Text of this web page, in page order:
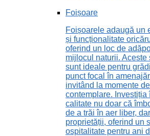
Foișoare
Foișoarele adaugă un
și funcționalitate
oferind un loc de
mijlocul naturii. Aceste
sunt ideale pentru
punct focal în
invitând la momente
contemplare. Investiția
calitate nu doar că
de a trăi în aer liber,
proprietății, oferind un
ospitalitate pentru ani